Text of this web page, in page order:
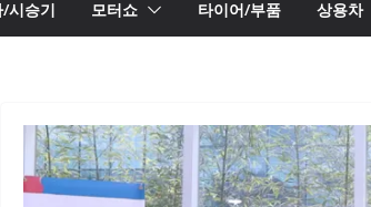
시승기 모터쇼 타이어/부품 상용차